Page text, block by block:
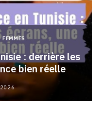
: derrière les
bien réelle